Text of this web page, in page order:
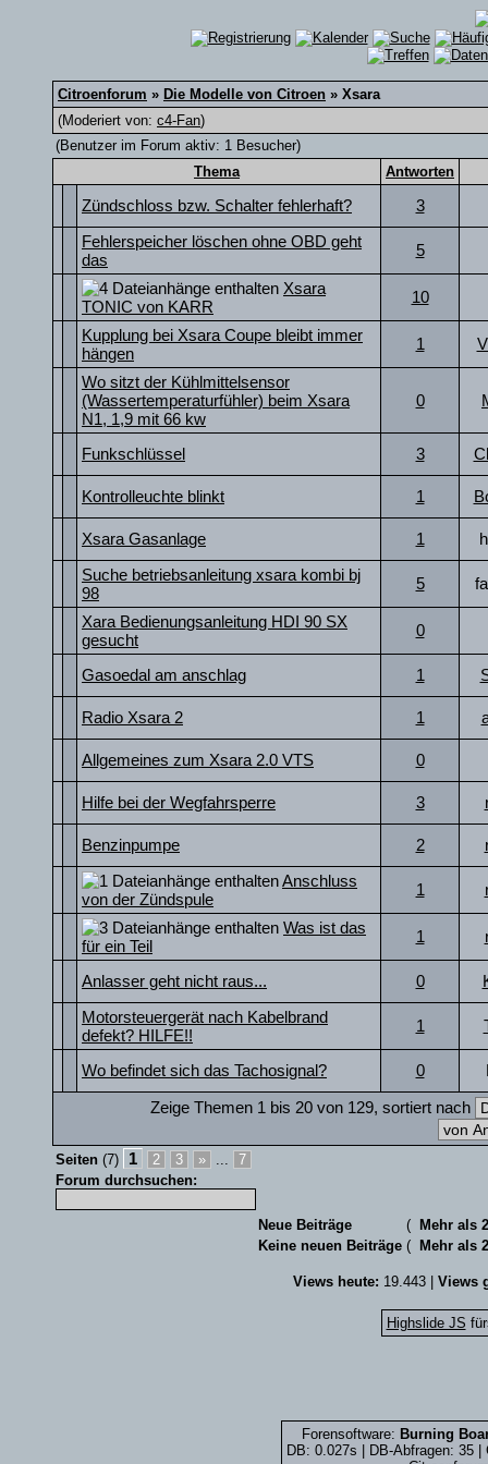
Citroenforum » Die Modelle von Citroen » Xsara
(Moderiert von: c4-Fan)
(Benutzer im Forum aktiv: 1 Besucher)
Thema
Antworten
Zündschloss bzw. Schalter fehlerhaft?
3
Fehlerspeicher löschen ohne OBD geht
das
5
Xsara
TONIC von KARR
10
Kupplung bei Xsara Coupe bleibt immer
hängen
1
Wo sitzt der Kühlmittelsensor
(Wassertemperaturfühler) beim Xsara
N1, 1,9 mit 66 kw
0
Funkschlüssel 3
Kontrolleuchte blinkt 1
Xsara Gasanlage 1
Suche betriebsanleitung xsara kombi bj
98
5
Xara Bedienungsanleitung HDI 90 SX
gesucht
0
Gasoedal am anschlag 1
Radio Xsara 2 1
Allgemeines zum Xsara 2.0 VTS 0
Hilfe bei der Wegfahrsperre 3
Benzinpumpe 2
Anschluss
von der Zündspule
1
Was ist das
für ein Teil
1
Anlasser geht nicht raus... 0
Motorsteuergerät nach Kabelbrand
defekt? HILFE!!
1
Wo befindet sich das Tachosignal? 0
Zeige Themen 1 bis 20 von 129, sortiert nach
Seiten (7) 1 2 3 » ...
7
Forum durchsuchen:
Neue Beiträge (
Mehr als
Keine neuen Beiträge ( Mehr als
Views heute: 19.443 | Views
Highslide JS
Forensoftware: Burning
DB: 0.027s | DB-Abfragen: 35